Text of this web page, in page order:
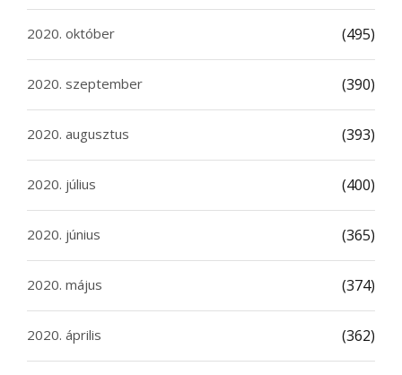
2020. október (495)
2020. szeptember (390)
2020. augusztus (393)
2020. július (400)
2020. június (365)
2020. május (374)
2020. április (362)